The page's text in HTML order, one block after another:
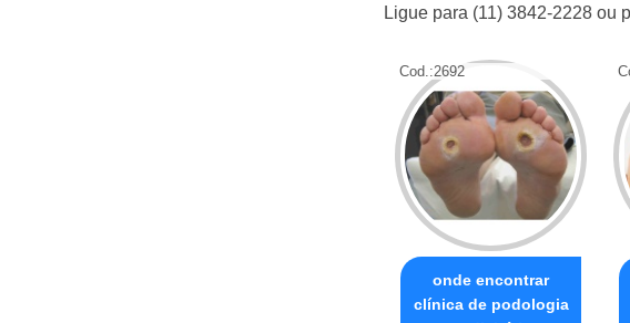
Ligue para (11) 3842-2228 ou
Cod.:2692
onde encontrar
clínica de podologia